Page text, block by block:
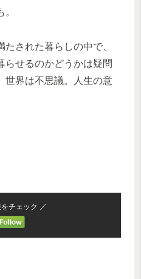
された暮らしの中で、
らせるのかどうかは疑問
世界は不思議。人生の意
チェック ／